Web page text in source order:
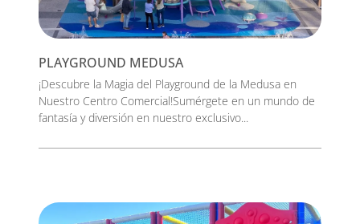
PLAYGROUND MEDUSA
¡Descubre la Magia del Playground de la Medusa en
Nuestro Centro Comercial!Sumérgete en un mundo de
fantasía y diversión en nuestro exclusivo...